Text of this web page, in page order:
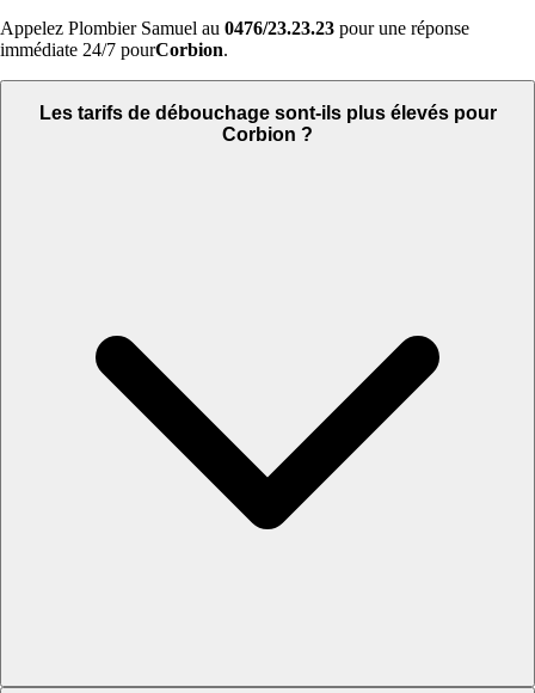
Appelez Plombier Samuel au 0476/23.23.23 pour une réponse
immédiate 24/7 pourCorbion.
Les tarifs de débouchage sont-ils plus élevés pour
Corbion ?